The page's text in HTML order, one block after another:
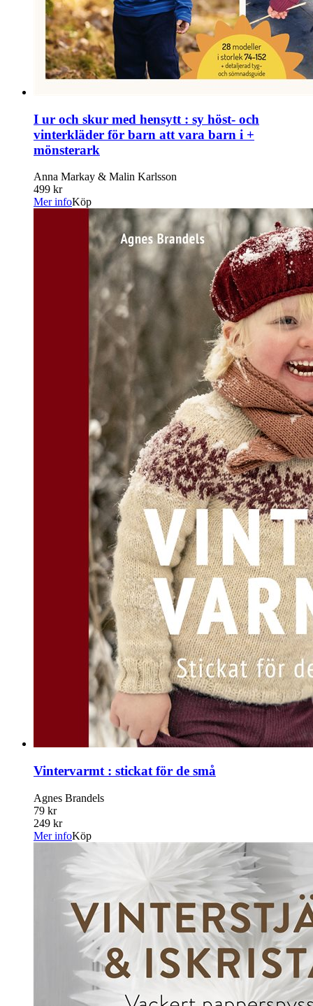
I ur och skur med hensytt : sy höst- och
vinterkläder för barn att vara barn i +
mönsterark
Anna Markay & Malin Karlsson
499 kr
Mer infoKöp
Vintervarmt : stickat för de små
Agnes Brandels
79 kr
249 kr
Mer infoKöp